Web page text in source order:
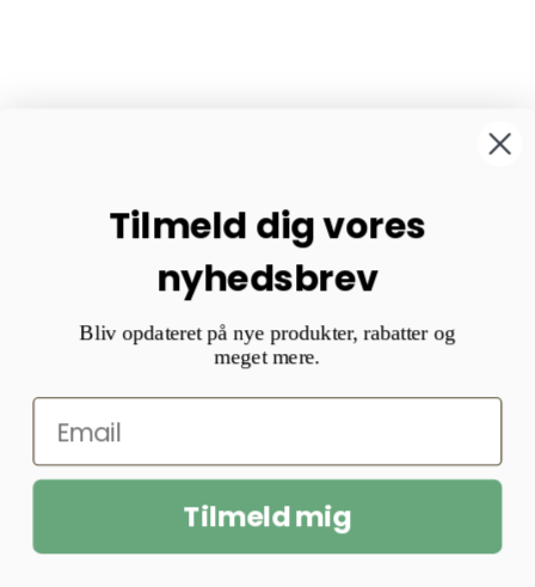
Tilmeld dig vores
nyhedsbrev
Bliv opdateret på nye produkter, rabatter og
meget mere.
Tilmeld mig